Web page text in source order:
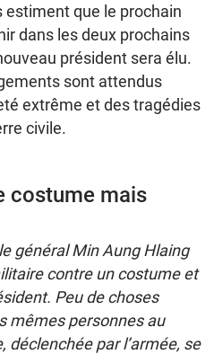
que le prochain
dans les deux prochains
président sera élu.
sont attendus
extrême et des tragédies
civile.
costume mais
général Min Aung Hlaing
contre un costume et
Peu de choses
mêmes personnes au
déclenchée par l’armée, se